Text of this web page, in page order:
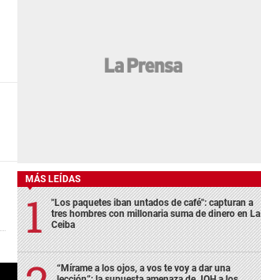
MÁS LEÍDAS
"Los paquetes iban untados de café": capturan a
tres hombres con millonaria suma de dinero en La
Ceiba
“Mírame a los ojos, a vos te voy a dar una